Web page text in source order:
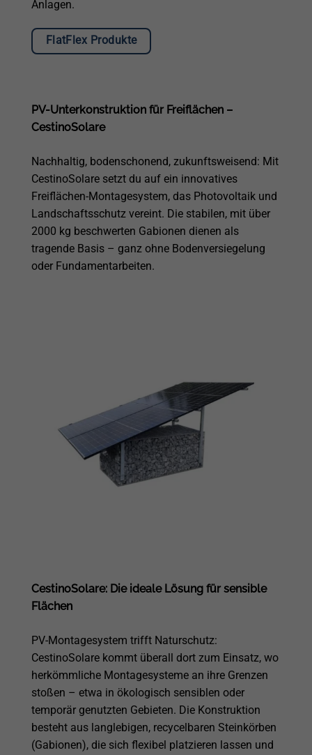
Anlagen.
FlatFlex Produkte
PV-Unterkonstruktion für Freiflächen –
CestinoSolare
Nachhaltig, bodenschonend, zukunftsweisend: Mit
CestinoSolare setzt du auf ein innovatives
Freiflächen-Montagesystem, das Photovoltaik und
Landschaftsschutz vereint. Die stabilen, mit über
2000 kg beschwerten Gabionen dienen als
tragende Basis – ganz ohne Bodenversiegelung
oder Fundamentarbeiten.
CestinoSolare: Die ideale Lösung für sensible
Flächen
PV-Montagesystem trifft Naturschutz:
CestinoSolare kommt überall dort zum Einsatz, wo
herkömmliche Montagesysteme an ihre Grenzen
stoßen – etwa in ökologisch sensiblen oder
temporär genutzten Gebieten. Die Konstruktion
besteht aus langlebigen, recycelbaren Steinkörben
(Gabionen), die sich flexibel platzieren lassen und